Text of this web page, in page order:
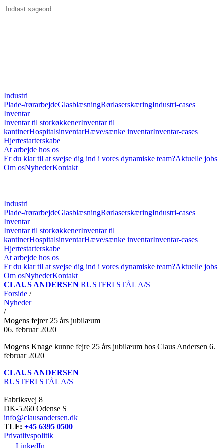
Industri
Plade-/rørarbejdeGlasblæsningRørlaserskæringIndustri-cases
Inventar
Inventar til storkøkkenerInventar til
kantinerHospitalsinventarHæve/sænke inventarInventar-cases
Hjertestarterskabe
At arbejde hos os
Er du klar til at svejse dig ind i vores dynamiske team?Aktuelle jobs
Om osNyhederKontakt
Industri
Plade-/rørarbejdeGlasblæsningRørlaserskæringIndustri-cases
Inventar
Inventar til storkøkkenerInventar til
kantinerHospitalsinventarHæve/sænke inventarInventar-cases
Hjertestarterskabe
At arbejde hos os
Er du klar til at svejse dig ind i vores dynamiske team?Aktuelle jobs
Om osNyhederKontakt
CLAUS ANDERSEN RUSTFRI STÅL A/S
Forside /
Nyheder
/
Mogens fejrer 25 års jubilæum
06. februar 2020
Mogens Knage kunne fejre 25 års jubilæum hos Claus Andersen 6.
februar 2020
CLAUS ANDERSEN
RUSTFRI STÅL A/S
Fabriksvej 8
DK-5260 Odense S
info@clausandersen.dk
TLF: +45 6395 0500
Privatlivspolitik
LinkedIn